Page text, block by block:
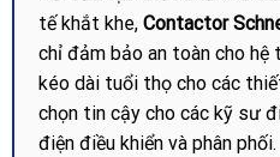
tế khắt khe, Contactor
chỉ đảm bảo an toàn cho hệ
kéo dài tuổi thọ cho các
chọn tin cậy cho các kỹ sư
điện điều khiển và phân phối.